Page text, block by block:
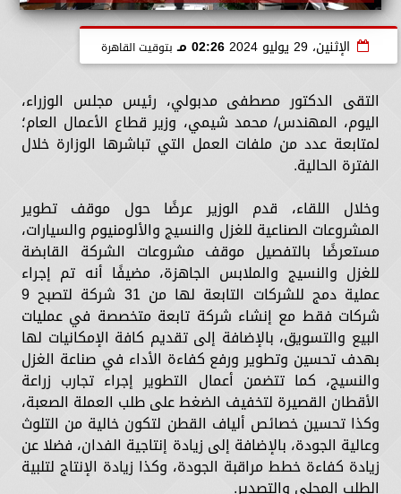
الإثنين، 29 يوليو 2024 02:26 مـ بتوقيت القاهرة
التقى الدكتور مصطفى مدبولي، رئيس مجلس الوزراء،
اليوم، المهندس/ محمد شيمي، وزير قطاع الأعمال العام؛
لمتابعة عدد من ملفات العمل التي تباشرها الوزارة خلال
الفترة الحالية.
وخلال اللقاء، قدم الوزير عرضًا حول موقف تطوير
المشروعات الصناعية للغزل والنسيج والألومنيوم والسيارات،
مستعرضًا بالتفصيل موقف مشروعات الشركة القابضة
للغزل والنسيج والملابس الجاهزة، مضيفًا أنه تم إجراء
عملية دمج للشركات التابعة لها من 31 شركة لتصبح 9
شركات فقط مع إنشاء شركة تابعة متخصصة في عمليات
البيع والتسويق، بالإضافة إلى تقديم كافة الإمكانيات لها
بهدف تحسين وتطوير ورفع كفاءة الأداء في صناعة الغزل
والنسيج، كما تتضمن أعمال التطوير إجراء تجارب زراعة
الأقطان القصيرة لتخفيف الضغط على طلب العملة الصعبة،
وكذا تحسين خصائص ألياف القطن لتكون خالية من التلوث
وعالية الجودة، بالإضافة إلى زيادة إنتاجية الفدان، فضلا عن
زيادة كفاءة خطط مراقبة الجودة، وكذا زيادة الإنتاج لتلبية
الطلب المحلي والتصدير.